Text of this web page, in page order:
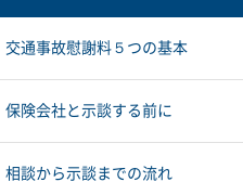
交通事故慰謝料５つの基本
保険会社と示談する前に
相談から示談までの流れ